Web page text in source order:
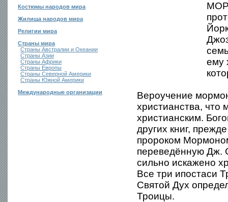
Костюмы народов мира
Жилища народов мира
Религии мира
Страны мира
Страны Австралии и Океании
Страны Азии
Страны Африки
Страны Европы
Страны Северной Америки
Страны Южной Америки
Международные организации
ему
Вероучение
христианства, что
христианским.
других книг,
пророком
переведённую Дж.
сильно искажено
Все три ипостаси
Святой Дух
Троицы.